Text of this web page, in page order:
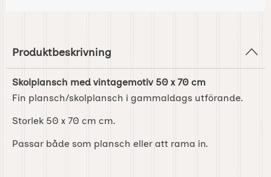
Produktbeskrivning
Skolplansch med vintagemotiv 50 x 70 cm
Fin plansch/skolplansch i gammaldags utförande.
Storlek 50 x 70 cm cm.
Passar både som plansch eller att rama in.